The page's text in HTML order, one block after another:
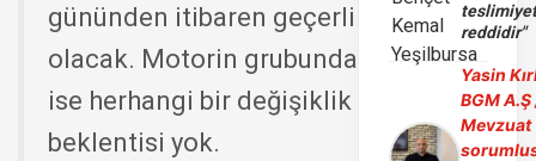
gününden itibaren geçerli
olacak. Motorin grubunda
ise herhangi bir değişiklik
beklentisi yok.
reddidir"
Yasin
BGM A.Ş
Mevzuat